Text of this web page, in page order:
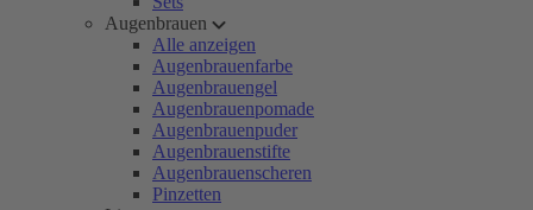
Augenbrauen
Alle anzeigen
Augenbrauenfarbe
Augenbrauengel
Augenbrauenpomade
Augenbrauenpuder
Augenbrauenstifte
Augenbrauenscheren
Pinzetten